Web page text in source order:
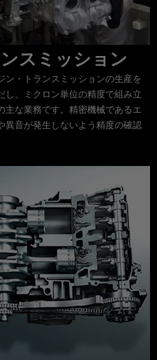
スミッション
ン・トランスミッションの生産を
し、ミクロン単位の精度で組み立
主な業務です。精密機械であるエ
異音が発生しないよう精度の確認